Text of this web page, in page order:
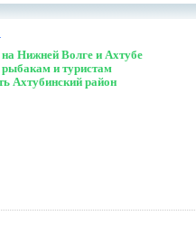
Нижней Волге и Ахтубе
и туристам
Ахтубинский район